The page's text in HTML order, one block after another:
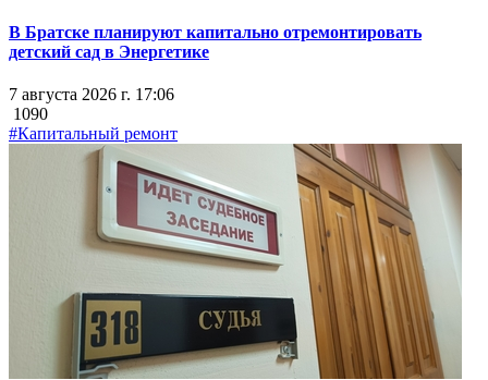
В Братске планируют капитально отремонтировать
детский сад в Энергетике
7 августа 2026 г. 17:06
1090
#Капитальный ремонт